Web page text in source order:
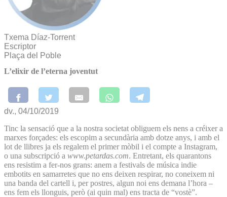
Txema Díaz-Torrent
Escriptor
Plaça del Poble
L’elixir de l’eterna joventut
dv., 04/10/2019
Tinc la sensació que a la nostra societat obliguem els nens a créixer a
marxes forçades: els escopim a secundària amb dotze anys, i amb el
lot de llibres ja els regalem el primer mòbil i el compte a Instagram,
o una subscripció a www.petardas.com. Entretant, els quarantons
ens resistim a fer-nos grans: anem a festivals de música indie
embotits en samarretes que no ens deixen respirar, no coneixem ni
una banda del cartell i, per postres, algun noi ens demana l’hora –
ens fem els llonguis, però (ai quin mal) ens tracta de “vostè”.